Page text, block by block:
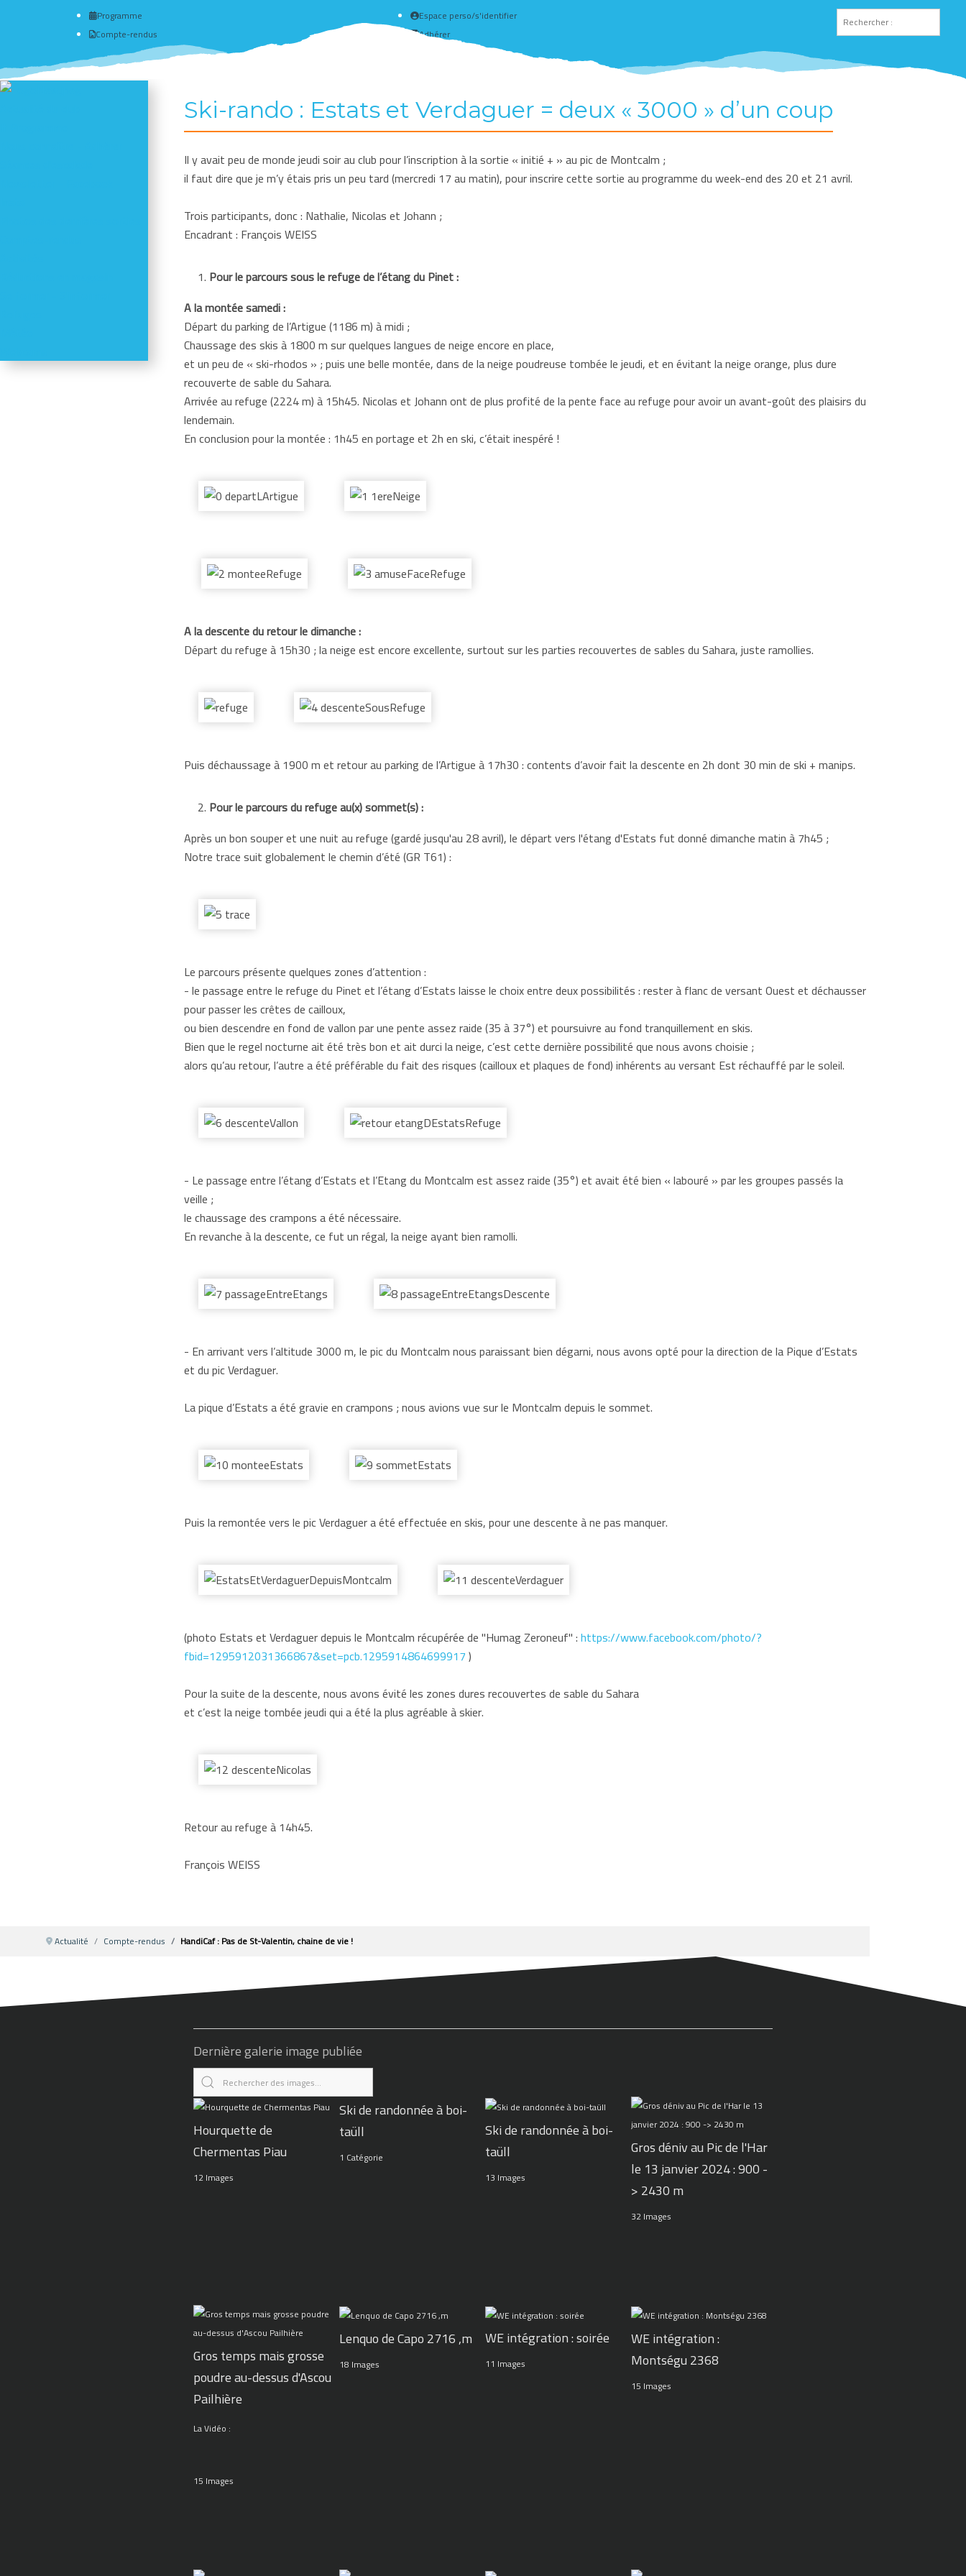
Programme
Compte-rendus
Espace perso/s'identifier
Adhérer
Créer un compte
Ski-rando : Estats et Verdaguer = deux « 3000 » d’un coup
Il y avait peu de monde jeudi soir au club pour l’inscription à la sortie « initié + » au pic de Montcalm ;
il faut dire que je m’y étais pris un peu tard (mercredi 17 au matin), pour inscrire cette sortie au programme du week-end des 20 et 21 avril.
Trois participants, donc : Nathalie, Nicolas et Johann ;
Encadrant : François WEISS
Pour le parcours sous le refuge de l’étang du Pinet :
A la montée samedi :
Départ du parking de l’Artigue (1186 m) à midi ;
Chaussage des skis à 1800 m sur quelques langues de neige encore en place,
et un peu de « ski-rhodos » ; puis une belle montée, dans de la neige poudreuse tombée le jeudi, et en évitant la neige orange, plus dure
recouverte de sable du Sahara.
Arrivée au refuge (2224 m) à 15h45. Nicolas et Johann ont de plus profité de la pente face au refuge pour avoir un avant-goût des plaisirs du
lendemain.
En conclusion pour la montée : 1h45 en portage et 2h en ski, c’était inespéré !
A la descente du retour le dimanche :
Départ du refuge à 15h30 ; la neige est encore excellente, surtout sur les parties recouvertes de sables du Sahara, juste ramollies.
Puis déchaussage à 1900 m et retour au parking de l’Artigue à 17h30 : contents d’avoir fait la descente en 2h dont 30 min de ski + manips.
Pour le parcours du refuge au(x) sommet(s) :
Après un bon souper et une nuit au refuge (gardé jusqu'au 28 avril), le départ vers l'étang d'Estats fut donné dimanche matin à 7h45 ;
Notre trace suit globalement le chemin d’été (GR T61) :
Le parcours présente quelques zones d’attention :
- le passage entre le refuge du Pinet et l’étang d’Estats laisse le choix entre deux possibilités : rester à flanc de versant Ouest et déchausser
pour passer les crêtes de cailloux,
ou bien descendre en fond de vallon par une pente assez raide (35 à 37°) et poursuivre au fond tranquillement en skis.
Bien que le regel nocturne ait été très bon et ait durci la neige, c’est cette dernière possibilité que nous avons choisie ;
alors qu’au retour, l’autre a été préférable du fait des risques (cailloux et plaques de fond) inhérents au versant Est réchauffé par le soleil.
- Le passage entre l’étang d’Estats et l’Etang du Montcalm est assez raide (35°) et avait été bien « labouré » par les groupes passés la
veille ;
le chaussage des crampons a été nécessaire.
En revanche à la descente, ce fut un régal, la neige ayant bien ramolli.
- En arrivant vers l’altitude 3000 m, le pic du Montcalm nous paraissant bien dégarni, nous avons opté pour la direction de la Pique d’Estats
et du pic Verdaguer.
La pique d’Estats a été gravie en crampons ; nous avions vue sur le Montcalm depuis le sommet.
Puis la remontée vers le pic Verdaguer a été effectuée en skis, pour une descente à ne pas manquer.
(photo Estats et Verdaguer depuis le Montcalm récupérée de "Humag Zeroneuf" :https://www.facebook.com/photo/?
fbid=1295912031366867&set=pcb.1295914864699917)
Pour la suite de la descente, nous avons évité les zones dures recouvertes de sable du Sahara
et c’est la neige tombée jeudi qui a été la plus agréable à skier.
Retour au refuge à 14h45.
François WEISS
Actualité Compte-rendus HandiCaf : Pas de St-Valentin, chaine de vie !
Dernière galerie image publiée
Hourquette de
Chermentas Piau
12 Images
Ski de randonnée à boi-
taüll
1 Catégorie
Ski de randonnée à boi-
taüll
13 Images
Gros déniv au Pic de l'Har
le 13 janvier 2024 : 900 -
> 2430 m
32 Images
Gros temps mais grosse
poudre au-dessus d'Ascou
Pailhière
La Vidéo :
15 Images
Lenquo de Capo 2716 ,m
18 Images
WE intégration : soirée
11 Images
WE intégration :
Montségu 2368
15 Images